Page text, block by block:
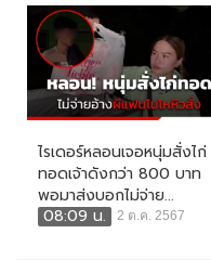
ไรเดอร์หลอนเจอหนุ่มสั่งไก่
ทอดเจ้าดังกว่า 800 บาท
พอมาส่งบอกไม่จ่าย...
08:09 น.
2 ต.ค. 2567